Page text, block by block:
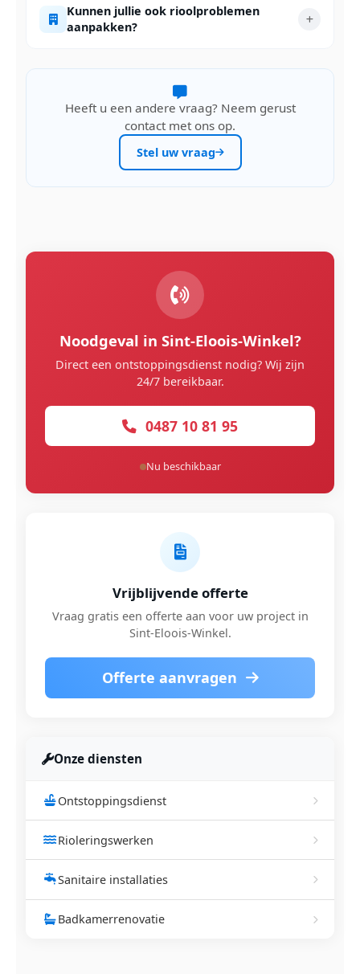
Kunnen jullie ook rioolproblemen
aanpakken?
Heeft u een andere vraag? Neem gerust
contact met ons op.
Stel uw vraag
Noodgeval in Sint-Eloois-Winkel?
Direct een ontstoppingsdienst nodig? Wij zijn
24/7 bereikbaar.
0487 10 81 95
Nu beschikbaar
Vrijblijvende offerte
Vraag gratis een offerte aan voor uw project in
Sint-Eloois-Winkel.
Offerte aanvragen
Onze diensten
Ontstoppingsdienst
Rioleringswerken
Sanitaire installaties
Badkamerrenovatie